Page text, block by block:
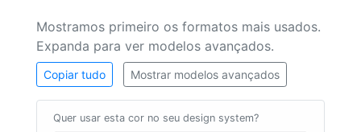
Mostramos primeiro os formatos mais usados.
Expanda para ver modelos avançados.
Copiar tudo Mostrar modelos avançados
Quer usar esta cor no seu design system?